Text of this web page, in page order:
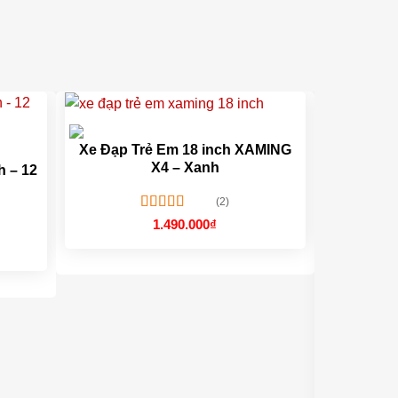
êm ái, bền bỉ
– 12
Xe Đạp Trẻ Em 18 inch XAMING
X4 – Xanh
Được xếp
(2)
1.490.000₫